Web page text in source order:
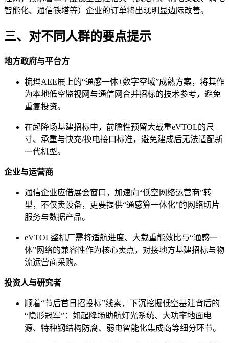
智能化、通信铁塔等）企业的订单将出现明显边际改善。
三、对不同人群的要点提示
地方政府与平台方
梳理AEE展上的“通感一体+数字空域”成熟方案，将其作
为本地低空监视网与通信网合并招标的技术参考，避免
重复投资。
在起降场基建招标中，前瞻性预留大载重eVTOL的尺
寸、承重与快充/换电接口标准，避免建成后无法适配新
一代机型。
企业与运营商
通信企业应借展会窗口，加速向“低空网络运营商”转
型，不仅卖设备，更要提供“通感算一体化”的网络切片
服务与数据产品。
eVTOL整机厂需将适航进度、大载重能效比与“通感一
体”网络的兼容性作为核心卖点，对接地方基建招标与物
流运营商采购。
投资人与研究者
顺着“节后首日招投标”线索，下沉挖掘低空基建背后的
“隐形冠军”：如起降场助航灯光系统、大功率地面电
源、特种钢结构防腐、弱电智能化集成商等细分环节。